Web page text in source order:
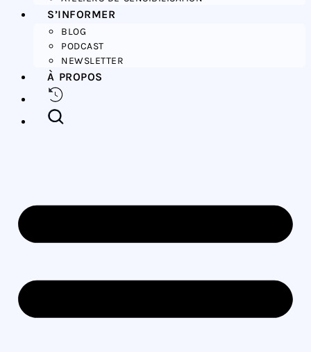
S’INFORMER
BLOG
PODCAST
NEWSLETTER
À PROPOS